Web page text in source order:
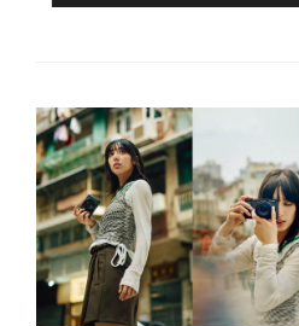
Video / Camere si accesorii
Camere video profesionale
Camere Video Cinematice
Camere video de actiune
Accesorii camere video de actiune
Accesorii drone